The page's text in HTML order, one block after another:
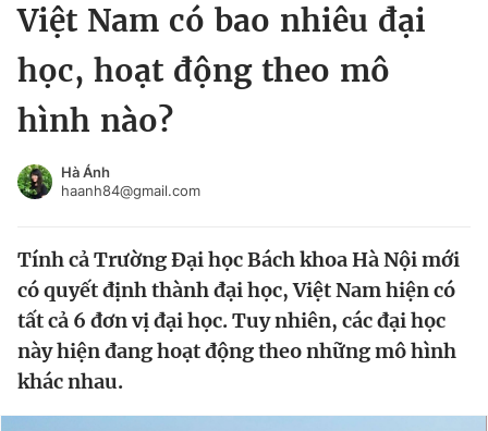
Chuyên mục
Chuyên mục khác
Video Magazine
Sản phẩm khác
Đổi mật khẩu
Tin đã lưu
Tin đã xem
Đăng xuất
Việt Nam có bao nhiêu đại
học, hoạt động theo mô
hình nào?
Hà Ánh
haanh84@gmail.com
Tính cả Trường Đại học Bách khoa Hà Nội mới
có quyết định thành đại học, Việt Nam hiện có
tất cả 6 đơn vị đại học. Tuy nhiên, các đại học
này hiện đang hoạt động theo những mô hình
khác nhau.